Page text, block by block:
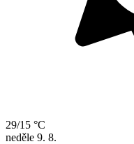
29/15 °C
neděle 9. 8.